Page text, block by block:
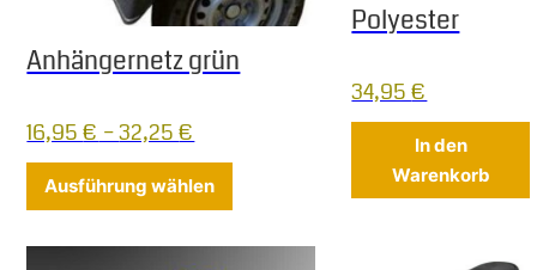
Anhängernetz grün
16,95€ –32,25€
Ausführung wählen Dieses Produkt weist mehrere
Polyester
34,95€
In den
Warenkorb